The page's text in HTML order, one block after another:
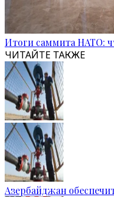
Итоги саммита НАТО:
ЧИТАЙТЕ ТАКЖЕ
Азербайджан